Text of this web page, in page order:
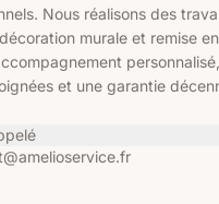
Nous réalisons des
murale et remise
et une garantie